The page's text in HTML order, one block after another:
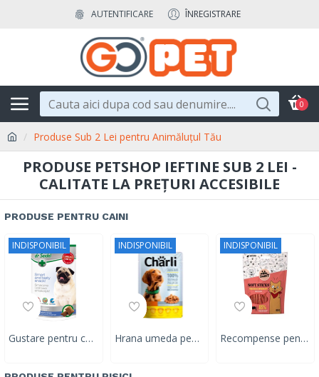
AUTENTIFICARE ÎNREGISTRARE
0
Produse Sub 2 Lei pentru Animăluțul Tău
PRODUSE PETSHOP IEFTINE SUB 2 LEI -
CALITATE LA PREȚURI ACCESIBILE
PRODUSE PENTRU CAINI
INDISPONIBIL
Gustare pentru caini cu continut scazut de calorii, Dr. Seidel, 90g
INDISPONIBIL
Hrana umeda pentru caini adulti, CHARLI, pui, 100 G
INDISPONIBIL
Recompense pentru caini, Mr Bandit SOFT STICKS, vita si pui, 80g